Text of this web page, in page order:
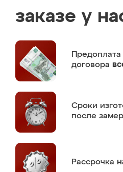
заказе у
Предоплата
договора
Сроки
после
Рассрочка